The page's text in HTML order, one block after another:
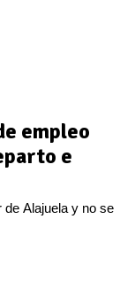
empleo
e
Alajuela y no se